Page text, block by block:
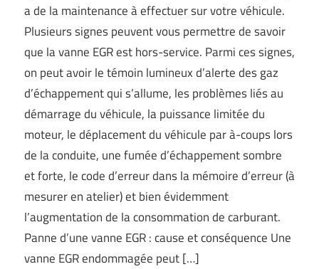
a de la maintenance à effectuer sur votre véhicule.
Plusieurs signes peuvent vous permettre de savoir
que la vanne EGR est hors-service. Parmi ces signes,
on peut avoir le témoin lumineux d’alerte des gaz
d’échappement qui s’allume, les problèmes liés au
démarrage du véhicule, la puissance limitée du
moteur, le déplacement du véhicule par à-coups lors
de la conduite, une fumée d’échappement sombre
et forte, le code d’erreur dans la mémoire d’erreur (à
mesurer en atelier) et bien évidemment
l’augmentation de la consommation de carburant.
Panne d’une vanne EGR : cause et conséquence Une
vanne EGR endommagée peut […]